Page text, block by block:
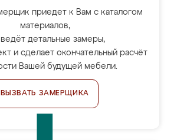
приедет к Вам с каталогом
материалов,
детальные замеры,
и сделает окончательный расчёт
Вашей будущей мебели.
ВЫЗВАТЬ ЗАМЕРЩИКА